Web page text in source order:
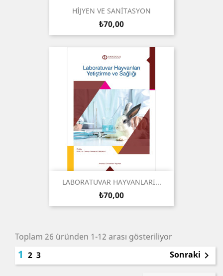
HİJYEN VE SANİTASYON
Fiyat
₺70,00
LABORATUVAR HAYVANLARI...
Fiyat
₺70,00
Toplam 26 üründen 1-12 arası gösteriliyor
1 2 3 Sonraki 